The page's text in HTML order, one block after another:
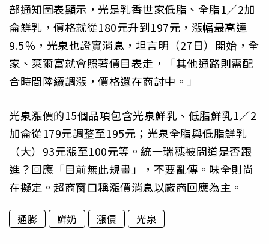
部通知圖表顯示，光是乳香世家低脂、全脂1／2加
侖鮮乳，價格就從180元升到197元，漲幅最高達
9.5％，光泉也證實消息，坦言明（27日）開始，全
家、萊爾富就會照著價目表走，「其他通路則需配
合時間陸續調漲，價格還在商討中。」
光泉漲價的15個品項包含光泉鮮乳、低脂鮮乳1／2
加侖從179元調整至195元；光泉全脂與低脂鮮乳
（大）93元漲至100元等。統一瑞穗被問道是否跟
進？回應「目前無此規畫」，不要亂傳。味全則尚
在擬定。超商窗口稱漲價消息以廠商回應為主。
通膨 鮮奶 漲價 光泉